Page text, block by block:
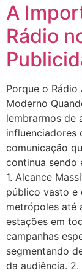
A
Rádio
Porque o Rádio
Moderno
lembrarmos de
influenciadores
comunicação
continua sendo
1. Alcance
público vasto e
metrópoles até
estações em
campanhas
segmentando
da audiência.